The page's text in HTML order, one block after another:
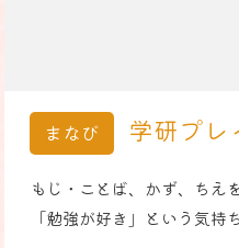
まなび 学研プレ
もじ・ことば、かず、ちえ
「勉強が好き」という気持